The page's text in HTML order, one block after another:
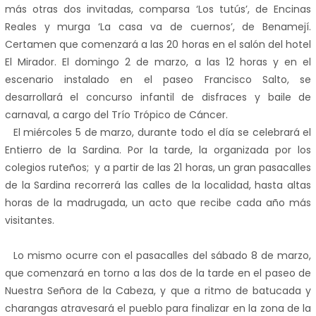
más otras dos invitadas, comparsa ‘Los tutús’, de Encinas
Reales y murga ‘La casa va de cuernos’, de Benamejí.
Certamen que comenzará a las 20 horas en el salón del hotel
El Mirador. El domingo 2 de marzo, a las 12 horas y en el
escenario instalado en el paseo Francisco Salto, se
desarrollará el concurso infantil de disfraces y baile de
carnaval, a cargo del Trío Trópico de Cáncer.
El miércoles 5 de marzo, durante todo el día se celebrará el
Entierro de la Sardina. Porla tarde, la organizada por los
colegios ruteños; y a partir de las 21 horas, un gran pasacalles
de la Sardina recorrerá las calles de la localidad, hasta altas
horas de la madrugada, un acto que recibe cada año más
visitantes.
Lo mismo ocurre con el pasacalles del sábado 8 de marzo,
que comenzará en torno a las dos de la tarde en el paseo de
Nuestra Señora dela Cabeza, y que a ritmo de batucada y
charangas atravesará el pueblo para finalizar en la zona de la